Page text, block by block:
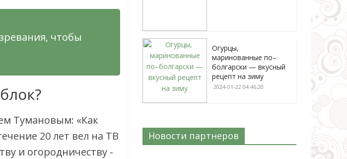
чтобы
Тумановым: «Как
20 лет вел на ТВ
и огородничеству -
Огурцы,
маринованные по–
болгарски — вкусный
рецепт на зиму
2024-01-22 04:46:20
Новости партнеров